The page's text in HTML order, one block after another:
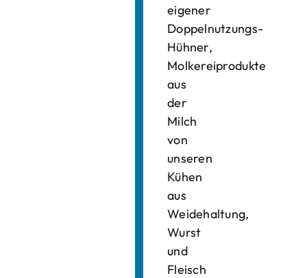
eigener
Doppelnutzungs-
Hühner,
Molkereiprodukte
aus
der
Milch
von
unseren
Kühen
aus
Weidehaltung,
Wurst
und
Fleisch